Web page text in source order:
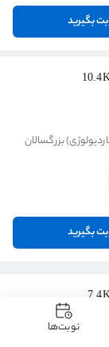
بگیرید
بزرگسالان
بگیرید
نوبت‌ها